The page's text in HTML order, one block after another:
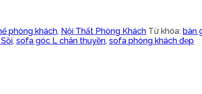
phòng khách, Nội Thất Phòng Khách Từ khóa: bàn
, sofa góc L chân thuyền, sofa phòng khách đẹp